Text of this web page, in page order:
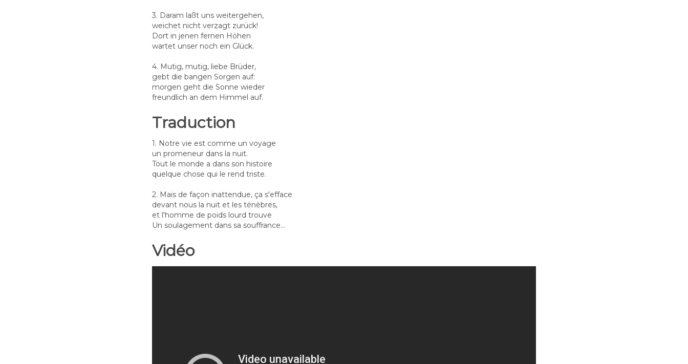
3. Daram laßt uns weitergehen,
weichet nicht verzagt zurück!
Dort in jenen fernen Höhen
wartet unser noch ein Glück.
4. Mutig, mutig, liebe Brüder,
gebt die bangen Sorgen auf:
morgen geht die Sonne wieder
freundlich an dem Himmel auf.
Traduction
1. Notre vie est comme un voyage
un promeneur dans la nuit.
Tout le monde a dans son histoire
quelque chose qui le rend triste.
2. Mais de façon inattendue, ça s'efface
devant nous la nuit et les ténèbres,
et l'homme de poids lourd trouve
Un soulagement dans sa souffrance...
Vidéo